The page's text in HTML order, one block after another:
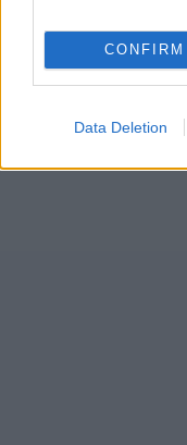
CONFIRM
Data Deletion